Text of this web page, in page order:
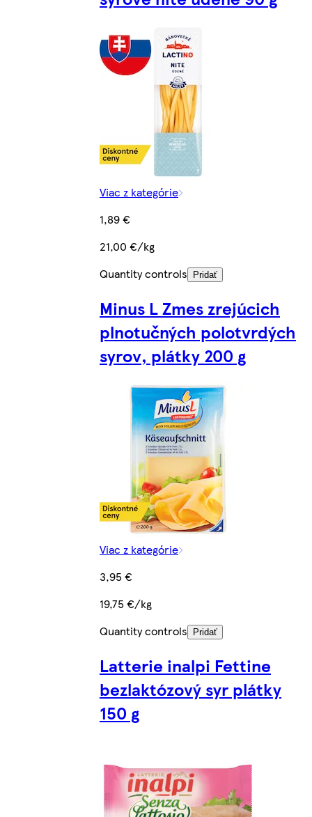
Viac z kategórie
1,89 €
21,00 €/kg
Quantity controls
Pridať
Minus L Zmes zrejúcich
plnotučných polotvrdých
syrov, plátky 200 g
Viac z kategórie
3,95 €
19,75 €/kg
Quantity controls
Pridať
Latterie inalpi Fettine
bezlaktózový syr plátky
150 g